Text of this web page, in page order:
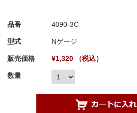
品番 4090-3C
型式 Nゲージ
販売価格 ¥1,320 （税込）
数量